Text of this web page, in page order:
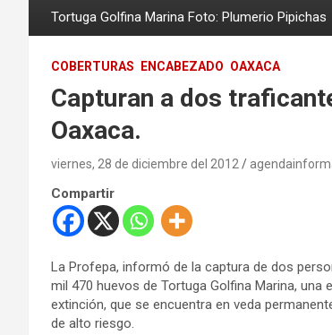
Tortuga Golfina Marina Foto: Plumerio Pipichas
COBERTURAS ENCABEZADO OAXACA
Capturan a dos
Oaxaca.
viernes, 28 de diciembre del 2012
Compartir
La Profepa, informó de la captura de dos
mil 470 huevos de Tortuga Golfina Marina, una
extinción, que se encuentra en veda
de alto riesgo.